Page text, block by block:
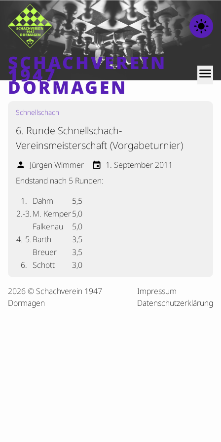
light_mode
SCHACHVEREIN
1947
DORMAGEN
menu
Home
Beiträge
Mannschaften
Ranglisten
Termine
Verschiedenes
Kontakt
Schnellschach
6. Runde Schnellschach-
Vereinsmeisterschaft (Vorgabeturnier)
person Jürgen Wimmer event 1. September 2011
Endstand nach 5 Runden:
1. Dahm
5,5
2.-3.M. Kemper5,0
Falkenau
5,0
4.-5.Barth
3,5
Breuer
3,5
6. Schott 3,0
2026 © Schachverein 1947
Dormagen
Impressum
Datenschutzerklärung